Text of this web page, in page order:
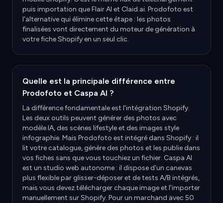
puis importation que Flair AI et Claid.ai. Prodofoto est
l'alternative qui élimine cette étape : les photos
finalisées vont directement du moteur de génération à
votre fiche Shopify en un seul clic.
Quelle est la principale différence entre
Prodofoto et Caspa AI ?
La différence fondamentale est l'intégration Shopify.
Les deux outils peuvent générer des photos avec
modèle IA, des scènes lifestyle et des images style
infographie. Mais Prodofoto est intégré dans Shopify : il
lit votre catalogue, génère des photos et les publie dans
vos fiches sans que vous touchiez un fichier. Caspa AI
est un studio web autonome : il dispose d'un canevas
plus flexible par glisser-déposer et de tests A/B intégrés,
mais vous devez télécharger chaque image et l'importer
manuellement sur Shopify. Pour un marchand avec 50